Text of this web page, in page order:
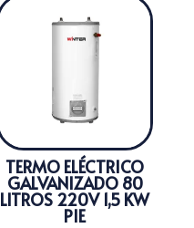
TERMO ELÉCTRICO
GALVANIZADO 80
LITROS 220V 1,5 KW
PIE